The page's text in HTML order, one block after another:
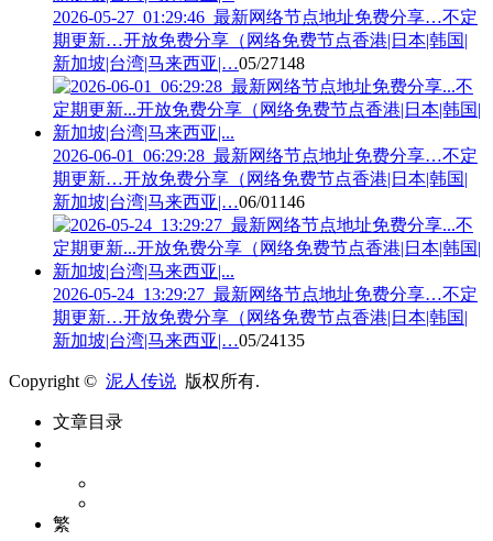
2026-05-27_01:29:46_最新网络节点地址免费分享…不定
期更新…开放免费分享（网络免费节点香港|日本|韩国|
新加坡|台湾|马来西亚|…05/27148
2026-06-01_06:29:28_最新网络节点地址免费分享…不定
期更新…开放免费分享（网络免费节点香港|日本|韩国|
新加坡|台湾|马来西亚|…06/01 146
2026-05-24_13:29:27_最新网络节点地址免费分享…不定
期更新…开放免费分享（网络免费节点香港|日本|韩国|
新加坡|台湾|马来西亚|…05/24135
Copyright © 泥人传说 版权所有.
文章目录
繁